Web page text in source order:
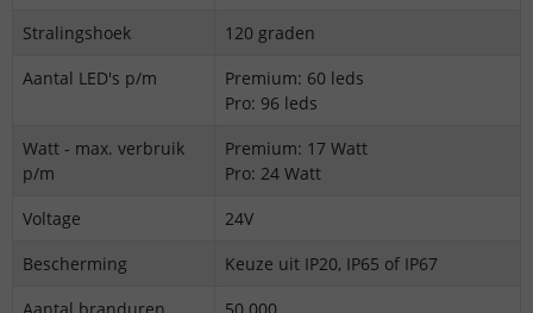
Stralingshoek
120 graden
Aantal LED's p/m
Premium: 60 leds
Pro: 96 leds
Watt - max. verbruik
p/m
Premium: 17 Watt
Pro: 24 Watt
Voltage
24V
Bescherming
Keuze uit IP20, IP65 of IP67